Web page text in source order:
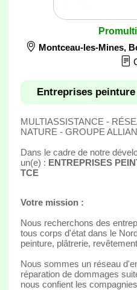
Montceau-les-Mines,
Entreprises
MULTIASSISTANCE -
NATURE - GROUPE
Dans le cadre de notre
un(e) : ENTREPRISES
TCE
Votre mission :
Nous recherchons des
tous corps d'état dans le
peinture, plâtrerie,
Nous sommes un réseau
réparation de dommages
nous confient les